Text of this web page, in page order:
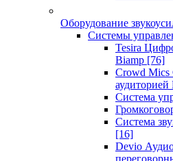
Оборудование
Системы
Tesira
Biamp [76]
Crowd Mics
аудиторией
Система
Система
[16]
Devio